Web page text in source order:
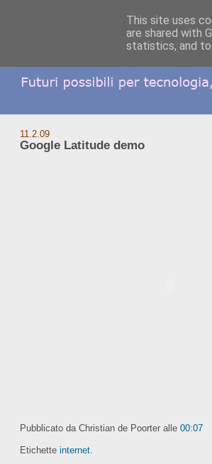
11.2.09
Google Latitude demo
Pubblicato da Christian de Poorter alle 00:07
Etichette internet.
This site uses
are shared with
statistics, and